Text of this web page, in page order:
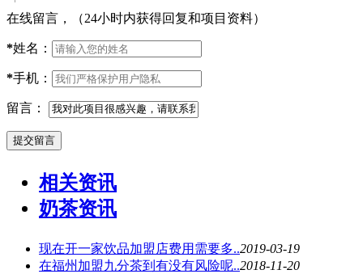
在线留言，（24小时内获得回复和项目资料）
*姓名：
*手机：
留言：
相关资讯
奶茶资讯
现在开一家饮品加盟店费用需要多..2019-03-19
在福州加盟九分茶到有没有风险呢..2018-11-20